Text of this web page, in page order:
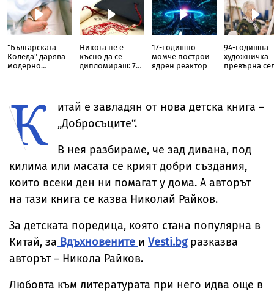
"Българската
Коледа" дарява
модерно
Благоевград
Никога не е
късно да се
дипломираш: 70-
17-годишно
момче построи
ядрен реактор
94-годишна
художничка
превърна
К
итай е завладян от нова детска книга –
„Добросъците“.
В нея разбираме, че зад дивана, под
килима или масата се крият добри създания,
които всеки ден ни помагат у дома. А авторът
на тази книга се казва Николай Райков.
За детската поредица, която стана популярна в
Китай, за Вдъхновените и Vesti.bgразказва
авторът – Никола Райков.
Любовта към литературата при него идва още в